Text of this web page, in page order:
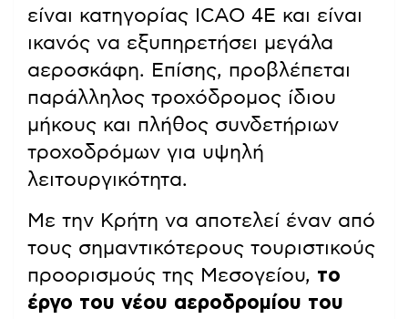
είναι κατηγορίας ICAO 4E και είναι
ικανός να εξυπηρετήσει μεγάλα
αεροσκάφη. Επίσης, προβλέπεται
παράλληλος τροχόδρομος ίδιου
μήκους και πλήθος συνδετήριων
τροχοδρόμων για υψηλή
λειτουργικότητα.
Με την Κρήτη να αποτελεί έναν από
τους σημαντικότερους τουριστικούς
προορισμούς της Μεσογείου, το
έργο του νέου αεροδρομίου του